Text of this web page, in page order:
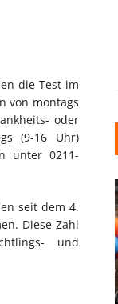
die Test im
von montags
oder
(9-16 Uhr)
unter 0211-
seit dem 4.
Diese Zahl
und